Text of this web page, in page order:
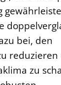
bei, den
zu